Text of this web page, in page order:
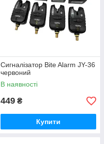
Сигналiзатор Bite Alarm JY-36
червоний
В наявності
449 ₴
Купити